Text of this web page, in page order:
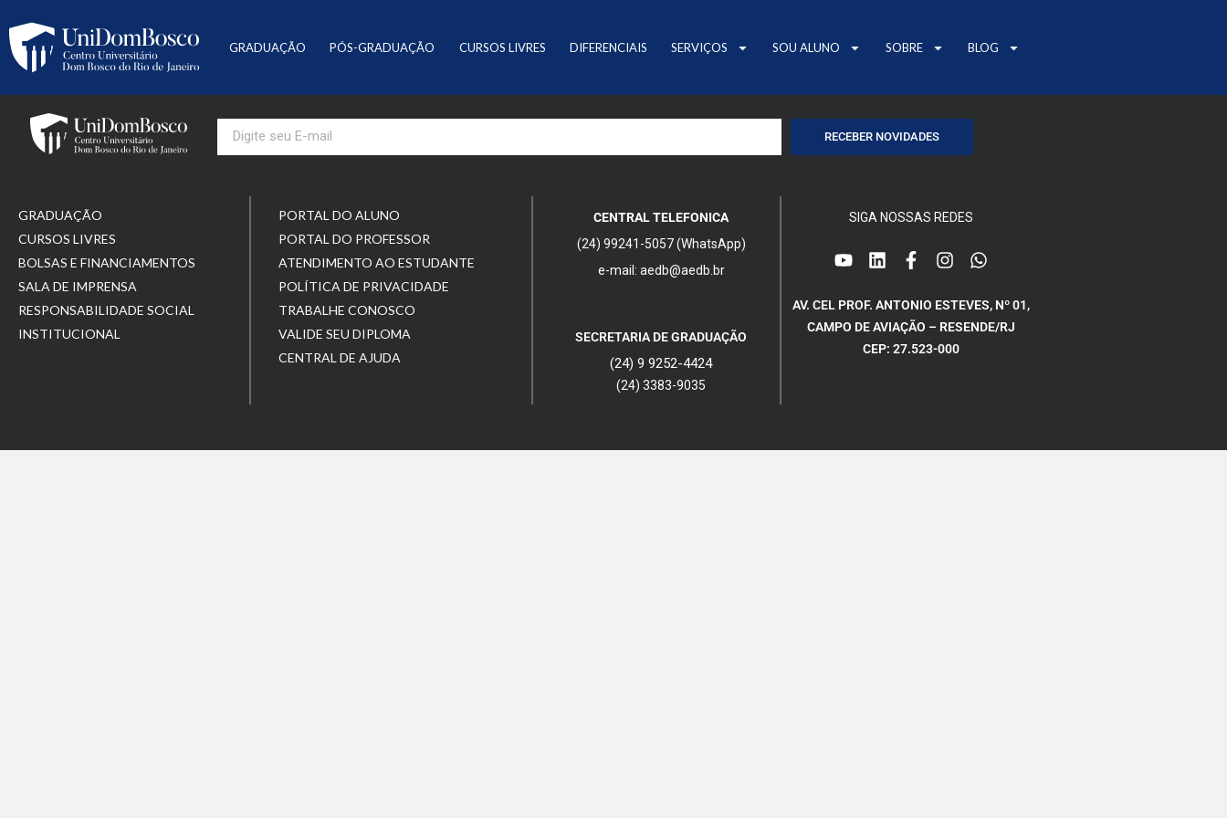
GRADUAÇÃO PÓS-GRADUAÇÃO CURSOS LIVRES DIFERENCIAIS SERVIÇOS SOU ALUNO SOBRE BLOG
RECEBER NOVIDADES
GRADUAÇÃO
CURSOS LIVRES
BOLSAS E FINANCIAMENTOS
SALA DE IMPRENSA
RESPONSABILIDADE SOCIAL
INSTITUCIONAL
PORTAL DO ALUNO
PORTAL DO PROFESSOR
ATENDIMENTO AO ESTUDANTE
POLÍTICA DE PRIVACIDADE
TRABALHE CONOSCO
VALIDE SEU DIPLOMA
CENTRAL DE AJUDA
CENTRAL TELEFONICA
(24) 99241-5057 (WhatsApp)
e-mail: aedb@aedb.br
SECRETARIA DE GRADUAÇÃO
(24) 9 9252-4424
(24) 3383-9035
SIGA NOSSAS REDES
AV. CEL PROF. ANTONIO ESTEVES, Nº 01,
CAMPO DE AVIAÇÃO – RESENDE/RJ
CEP: 27.523-000